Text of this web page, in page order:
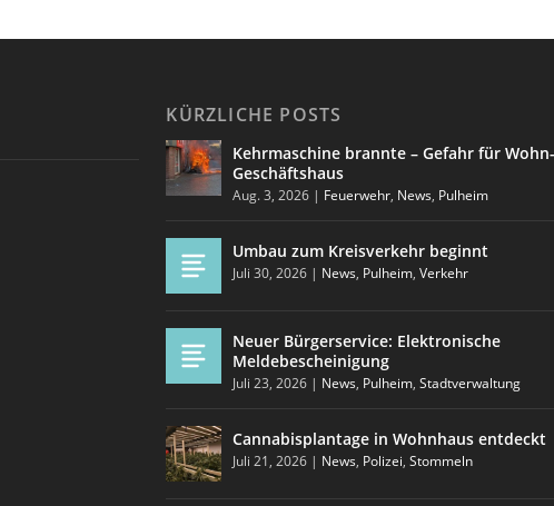
KÜRZLICHE POSTS
Kehrmaschine brannte – Gefahr für
Geschäftshaus
Aug. 3, 2026 | Feuerwehr, News, Pulheim
Umbau zum Kreisverkehr beginnt
Juli 30, 2026 | News, Pulheim,Verkehr
Neuer Bürgerservice: Elektronische
Meldebescheinigung
Juli 23, 2026 | News, Pulheim,Stadtverwaltung
Cannabisplantage in Wohnhaus entdeckt
Juli 21, 2026 | News, Polizei,Stommeln